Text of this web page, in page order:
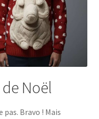
Noël
pas. Bravo ! Mais